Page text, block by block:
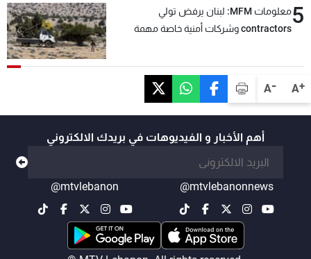
A+
A-
5
معلومات MFM: لبنان يرفض تولي
contractors وشركات أمنية خاصة مهمة
أهم الأخبار و الفيديوهات في بريدك الالكتروني
@mtvlebanonnews
@mtvlebanon